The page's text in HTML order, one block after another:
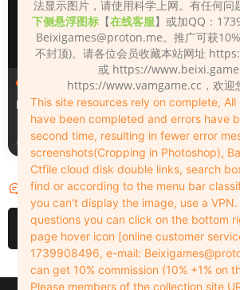
人物（Looks）
Monica_2_2_2
2天前
人物（
3天前
评论 0
请先登录
法显示图片，请使用科学上网。有任何问
下侧悬浮图标 【在线客服】或加QQ：
Beixigames@proton.me。推广可获
不封顶)。请各位会员收藏本站网址
或 https://
https://www.vamgame.cc，欢迎
This site resources rely on complete,
have been completed and errors have
second time, resulting in fewer error
screenshots(Cropping in Photoshop),
Ctfile cloud disk double links, search
find or according to the menu bar
you can't display the image, use a
questions you can click on the bottom
page hover icon [online customer
1739908496, e-mail:
can get 10% commission (10% +1% on
Please members of the collection site